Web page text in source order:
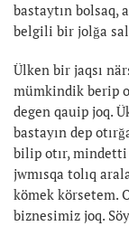
bastaytın bolsaq,
belgili bir jolğa
Ülken bir jaqsı
mümkindik berip
degen qauip joq.
bastayın dep
bilip otır, mindetti
jwmısqa tolıq
kömek körsetem.
biznesimiz joq.